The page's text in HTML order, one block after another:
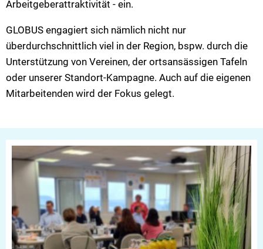
Arbeitgeberattraktivität - ein.
GLOBUS engagiert sich nämlich nicht nur
überdurchschnittlich viel in der Region, bspw. durch die
Unterstützung von Vereinen, der ortsansässigen Tafeln
oder unserer Standort-Kampagne. Auch auf die eigenen
Mitarbeitenden wird der Fokus gelegt.